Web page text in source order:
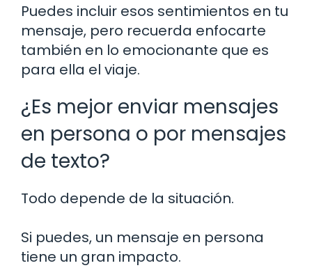
Puedes incluir esos sentimientos en tu
mensaje, pero recuerda enfocarte
también en lo emocionante que es
para ella el viaje.
¿Es mejor enviar mensajes
en persona o por mensajes
de texto?
Todo depende de la situación.
Si puedes, un mensaje en persona
tiene un gran impacto.